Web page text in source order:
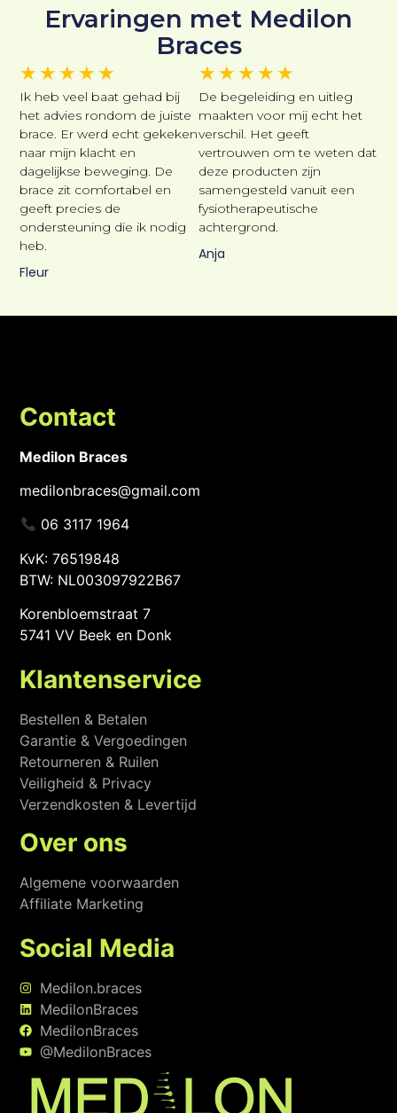
Ervaringen met Medilon
Braces
★ ★ ★ ★ ★
Ik heb veel baat gehad bij
het advies rondom de juiste
brace. Er werd echt gekeken
naar mijn klacht en
dagelijkse beweging. De
brace zit comfortabel en
geeft precies de
ondersteuning die ik nodig
heb.
Fleur
★ ★ ★ ★ ★
De begeleiding en uitleg
maakten voor mij echt het
verschil. Het geeft
vertrouwen om te weten dat
deze producten zijn
samengesteld vanuit een
fysiotherapeutische
achtergrond.
Anja
Contact
Medilon Braces
medilonbraces@gmail.com
06 3117 1964
KvK: 76519848
BTW: NL003097922B67
Korenbloemstraat 7
5741 VV Beek en Donk
Klantenservice
Bestellen & Betalen
Garantie & Vergoedingen
Retourneren & Ruilen
Veiligheid & Privacy
Verzendkosten & Levertijd
Over ons
Algemene voorwaarden
Affiliate Marketing
Social Media
Medilon.braces
MedilonBraces
MedilonBraces
@MedilonBraces